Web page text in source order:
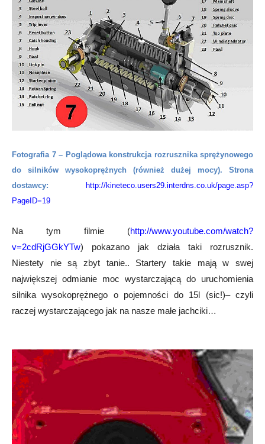
Fotografia 7 – Poglądowa konstrukcja rozrusznika sprężynowego
do silników wysokoprężnych (również dużej mocy). Strona
dostawcy: http://kineteco.users29.interdns.co.uk/page.asp?
PageID=19
Na tym filmie (http://www.youtube.com/watch?
v=2cdRjGGkYTw) pokazano jak działa taki rozrusznik.
Niestety nie są zbyt tanie.. Startery takie mają w swej
największej odmianie moc wystarczającą do uruchomienia
silnika wysokoprężnego o pojemności do 15l (sic!)– czyli
raczej wystarczającego jak na nasze małe jachciki…